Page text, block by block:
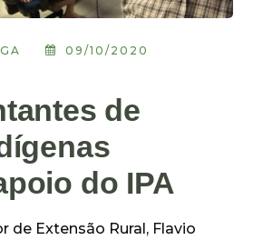
09/10/2020
de
do IPA
de Extensão Rural, Flavio